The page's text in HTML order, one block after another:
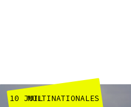
MULTINATIONALES
10 JUIL